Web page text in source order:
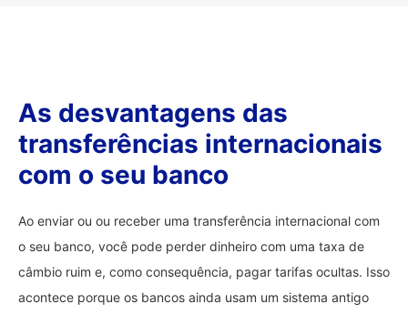
As desvantagens das
transferências internacionais
com o seu banco
Ao enviar ou ou receber uma transferência internacional com
o seu banco, você pode perder dinheiro com uma taxa de
câmbio ruim e, como consequência, pagar tarifas ocultas. Isso
acontece porque os bancos ainda usam um sistema antigo